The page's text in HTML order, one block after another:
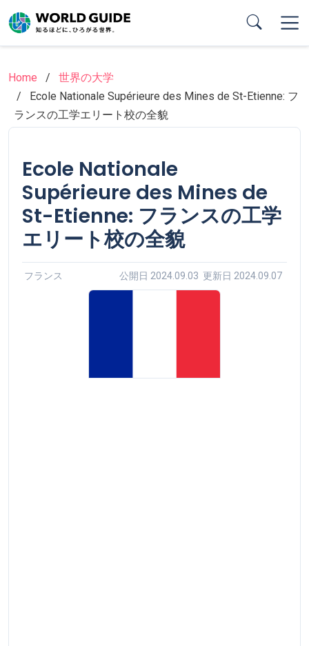
to
main
Home
世界の大学
Ecole Nationale Supérieure des Mines de St-Etienne: フ
ランスの工学エリート校の全貌
Ecole Nationale
Supérieure des Mines de
St-Etienne: フランスの工学
エリート校の全貌
フランス 公開日 2024.09.03 更新日 2024.09.07